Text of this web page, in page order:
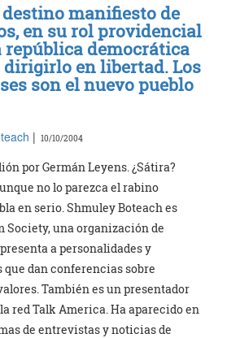
manifiesto de
en su rol providencial
república democrática
dirigirlo en libertad. Los
son el nuevo pueblo
| 10/10/2004
por Germán Leyens. ¿Sátira?
no lo parezca el rabino
en serio. Shmuley Boteach es
Society, una organización de
a personalidades y
dan conferencias sobre
También es un presentador
red Talk America. Ha aparecido en
de entrevistas y noticias de